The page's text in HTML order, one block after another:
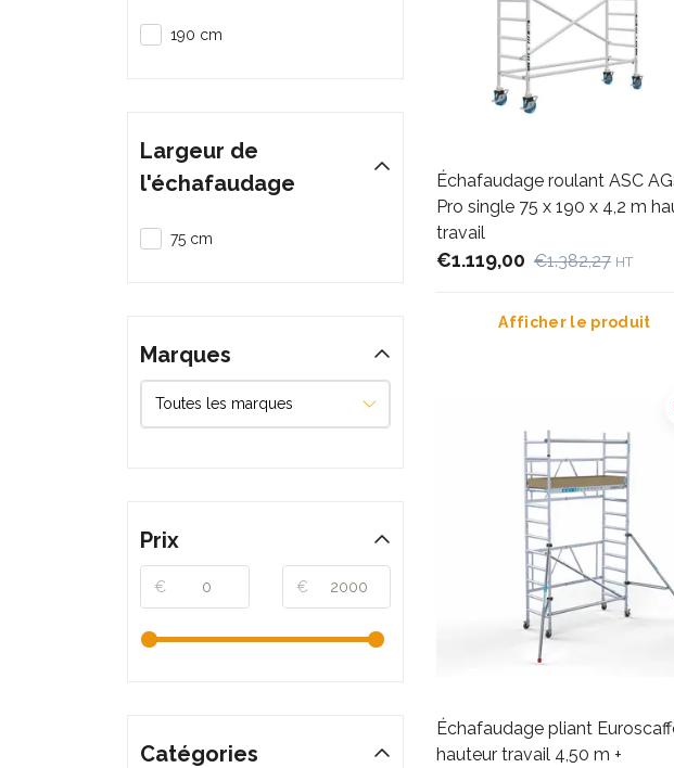
Échafaudage roulant ASC
Pro single 75 x 190 x 4,2 m
travail
€1.119,00 €1.382,27 HT
Afficher le produit
Échafaudage pliant
hauteur travail 4,50 m +
190 cm
Largeur de
l'échafaudage
75 cm
Marques
Prix
€ €
Catégories